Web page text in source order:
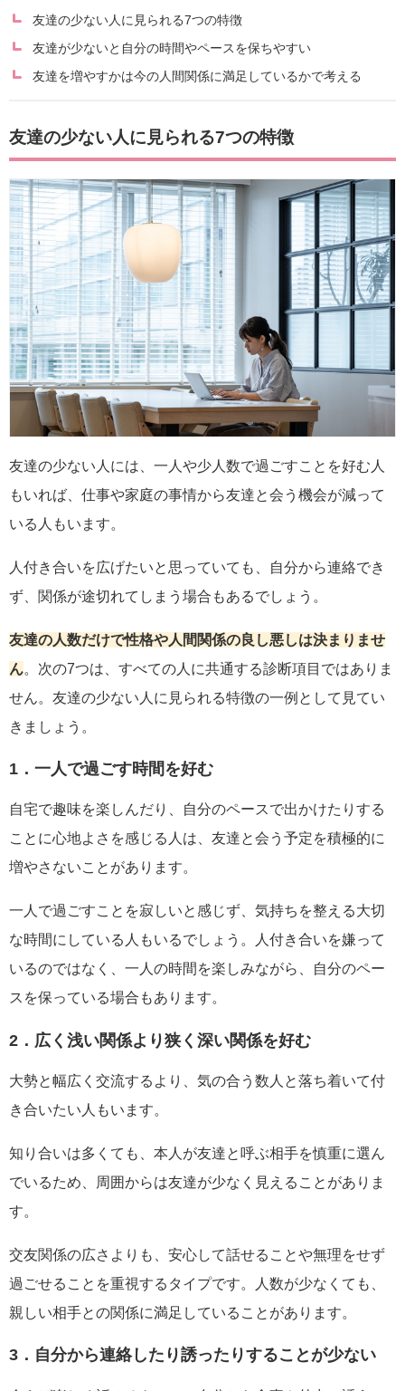
友達の少ない人に見られる7つの特徴
友達が少ないと自分の時間やペースを保ちやすい
友達を増やすかは今の人間関係に満足しているかで考える
友達の少ない人に見られる7つの特徴
友達の少ない人には、一人や少人数で過ごすことを好む人
もいれば、仕事や家庭の事情から友達と会う機会が減って
いる人もいます。
人付き合いを広げたいと思っていても、自分から連絡でき
ず、関係が途切れてしまう場合もあるでしょう。
友達の人数だけで性格や人間関係の良し悪しは決まりませ
ん。次の7つは、すべての人に共通する診断項目ではありま
せん。友達の少ない人に見られる特徴の一例として見てい
きましょう。
1．一人で過ごす時間を好む
自宅で趣味を楽しんだり、自分のペースで出かけたりする
ことに心地よさを感じる人は、友達と会う予定を積極的に
増やさないことがあります。
一人で過ごすことを寂しいと感じず、気持ちを整える大切
な時間にしている人もいるでしょう。人付き合いを嫌って
いるのではなく、一人の時間を楽しみながら、自分のペー
スを保っている場合もあります。
2．広く浅い関係より狭く深い関係を好む
大勢と幅広く交流するより、気の合う数人と落ち着いて付
き合いたい人もいます。
知り合いは多くても、本人が友達と呼ぶ相手を慎重に選ん
でいるため、周囲からは友達が少なく見えることがありま
す。
交友関係の広さよりも、安心して話せることや無理をせず
過ごせることを重視するタイプです。人数が少なくても、
親しい相手との関係に満足していることがあります。
3．自分から連絡したり誘ったりすることが少ない